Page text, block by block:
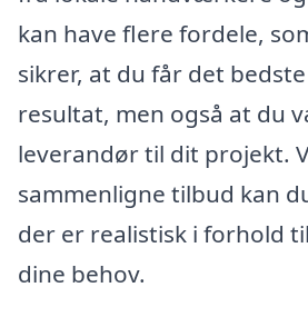
kan have flere fordele,
sikrer, at du får det
resultat, men også at du
leverandør til dit projekt.
sammenligne tilbud kan
der er realistisk i forhold
dine behov.